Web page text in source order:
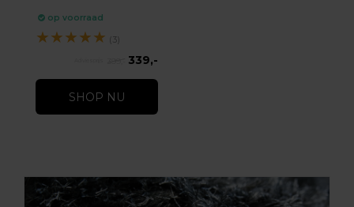
op voorraad
★★★★★ (3)
339,-
SHOP NU